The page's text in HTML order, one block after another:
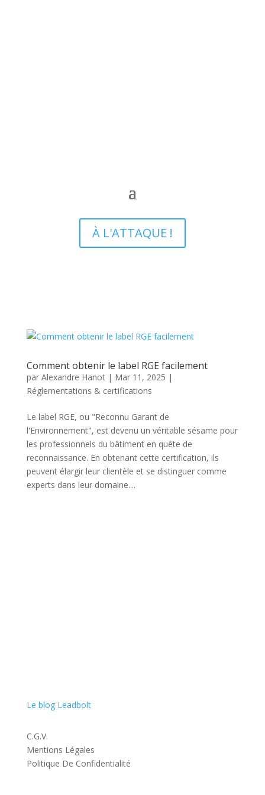
À L'ATTAQUE !
Comment obtenir le label RGE facilement
par Alexandre Hanot| Mar 11, 2025 |
Réglementations & certifications
Le label RGE, ou "Reconnu Garant de
l'Environnement", est devenu un véritable sésame pour
les professionnels du bâtiment en quête de
reconnaissance. En obtenant cette certification, ils
peuvent élargir leur clientèle et se distinguer comme
experts dans leur domaine....
Le blog Leadbolt
C.G.V.
Mentions Légales
Politique De Confidentialité